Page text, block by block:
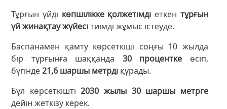
Тұрғын үйді көпшілікке қолжетімді еткен тұрғын
үй жинақтау жүйесітиімді жұмыс істеуде.
Баспанамен қамту көрсеткіші соңғы 10 жылда
бір тұрғынға шаққанда 30 процентке өсіп,
бүгінде21,6 шаршы метрді құрады.
Бұл көрсеткішті2030 жылы 30 шаршы метрге
дейін жеткізу керек.